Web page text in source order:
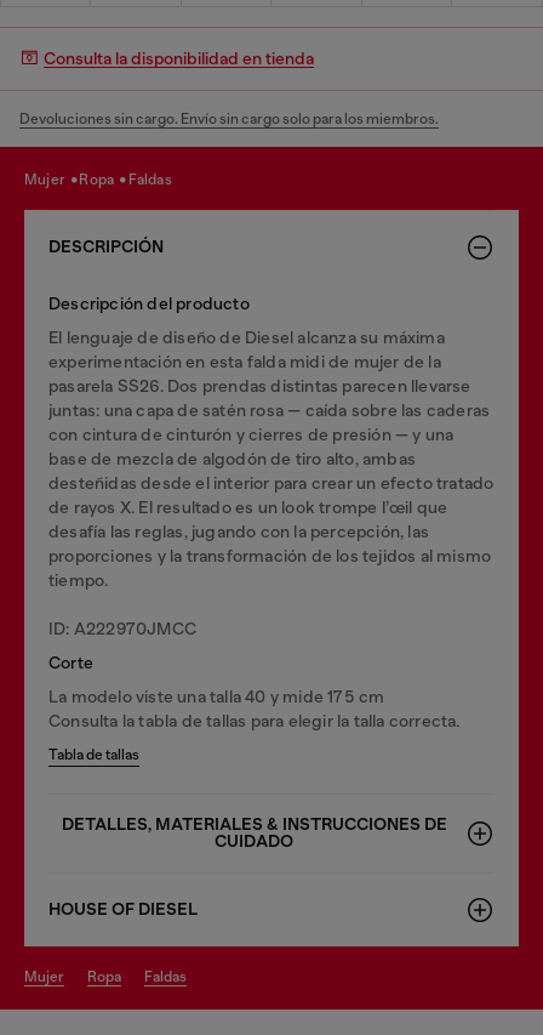
Consulta la disponibilidad en tienda
Devoluciones sin cargo. Envío sin cargo solo para los miembros.
mujer ropa faldas
DESCRIPCIÓN
Descripción del producto
El lenguaje de diseño de Diesel alcanza su máxima
experimentación en esta falda midi de mujer de la
pasarela SS26. Dos prendas distintas parecen llevarse
juntas: una capa de satén rosa — caída sobre las caderas
con cintura de cinturón y cierres de presión — y una
base de mezcla de algodón de tiro alto, ambas
desteñidas desde el interior para crear un efecto tratado
de rayos X. El resultado es un look trompe l’œil que
desafía las reglas, jugando con la percepción, las
proporciones y la transformación de los tejidos al mismo
tiempo.
ID: A222970JMCC
Corte
La modelo viste una talla 40 y mide 175 cm
Consulta la tabla de tallas para elegir la talla correcta.
Tabla de tallas
DETALLES, MATERIALES & INSTRUCCIONES DE
CUIDADO
HOUSE OF DIESEL
mujer ropa faldas